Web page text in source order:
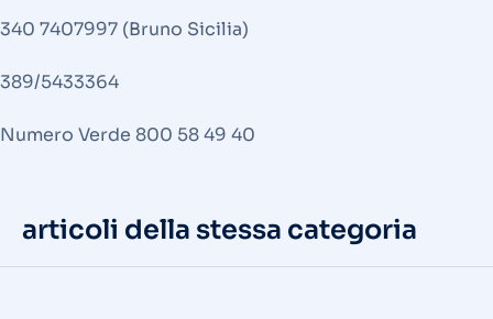
340 7407997 (Bruno Sicilia)
389/5433364
Numero Verde 800 58 49 40
articoli della stessa categoria